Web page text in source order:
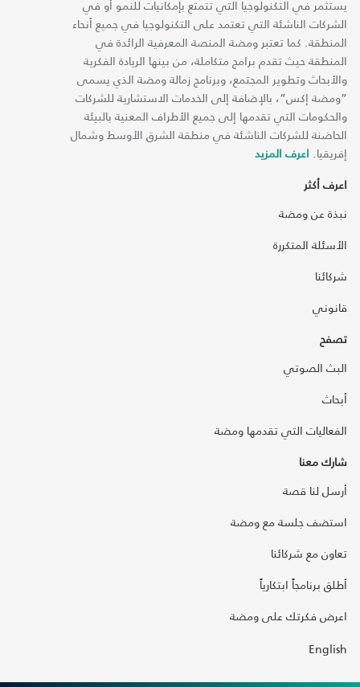
يستثمر في التكنولوجيا التي تتمتع بإمكانيات للنمو أو في
الشركات الناشئة التي تعتمد على التكنولوجيا في جميع أنحاء
المنطقة. كما تعتبر ومضة المنصة المعرفية الرائدة في
المنطقة حيث تقدم برامج متكاملة، من بينها الريادة الفكرية
والأبحاث وتطوير المجتمع، وبرنامج زمالة ومضة الذي يسمى
“ومضة إكس“، بالإضافة إلى الخدمات الاستشارية للشركات
والحكومات التي تقدمها إلى جميع الأطراف المعنية بالبيئة
الحاضنة للشركات الناشئة في منطقة الشرق الأوسط وشمال
إفريقيا. اعرف المزيد
اعرف أكثر
نبذة عن ومضة
الأسئلة المتكررة
شركائنا
قانوني
تصفح
البث الصوتي
أبحاث
الفعاليات التي تقدمها ومضة
شارك معنا
أرسل لنا قصة
استضف جلسة مع ومضة
تعاون مع شركائنا
أطلق برنامجاً ابتكارياً
اعرض فكرتك على ومضة
English